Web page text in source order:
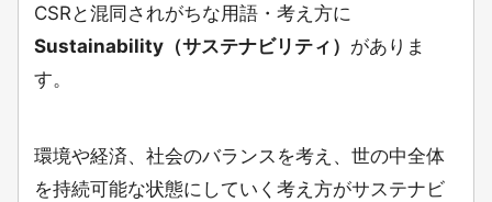
CSRと混同されがちな用語・考え方に
Sustainability（サステナビリティ） がありま
す。
環境や経済、社会のバランスを考え、世の中全体
を持続可能な状態にしていく考え方がサステナビ